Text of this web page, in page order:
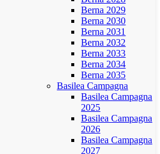
Berna 2029
Berna 2030
Berna 2031
Berna 2032
Berna 2033
Berna 2034
Berna 2035
Basilea Campagna
Basilea Campagna
2025
Basilea Campagna
2026
Basilea Campagna
2027